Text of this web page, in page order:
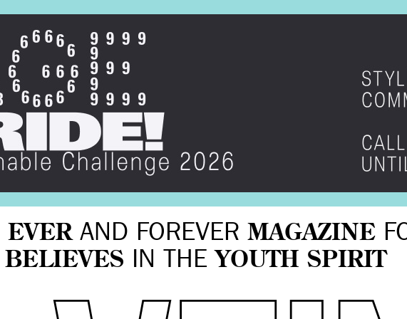
EVERAND FOREVER MAGAZINE
BELIEVES IN THE YOUTH SPIRIT